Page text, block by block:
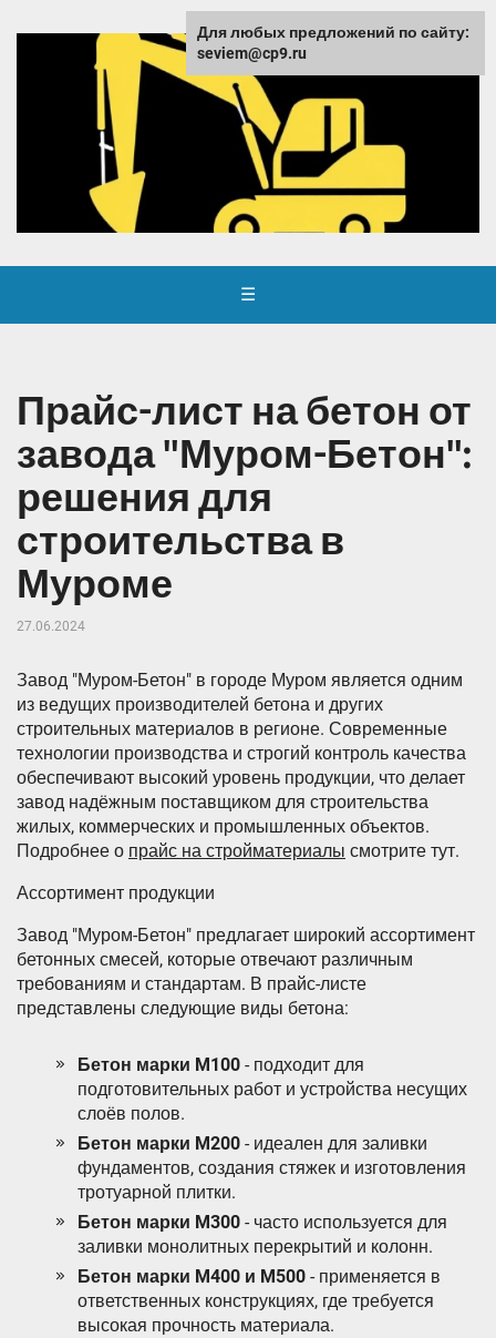
☰
Прайс-лист на бетон от
завода "Муром-Бетон":
решения для
строительства в
Муроме
27.06.2024
Завод "Муром-Бетон" в городе Муром является одним
из ведущих производителей бетона и других
строительных материалов в регионе. Современные
технологии производства и строгий контроль качества
обеспечивают высокий уровень продукции, что делает
завод надёжным поставщиком для строительства
жилых, коммерческих и промышленных объектов.
Подробнее о прайс на стройматериалы смотрите тут.
Ассортимент продукции
Завод "Муром-Бетон" предлагает широкий ассортимент
бетонных смесей, которые отвечают различным
требованиям и стандартам. В прайс-листе
представлены следующие виды бетона:
Бетон марки M100 - подходит для
подготовительных работ и устройства несущих
слоёв полов.
Бетон марки M200 - идеален для заливки
фундаментов, создания стяжек и изготовления
тротуарной плитки.
Бетон марки M300 - часто используется для
заливки монолитных перекрытий и колонн.
Бетон марки M400 и M500 - применяется в
ответственных конструкциях, где требуется
высокая прочность материала.
Для любых предложений по сайту:
seviem@cp9.ru